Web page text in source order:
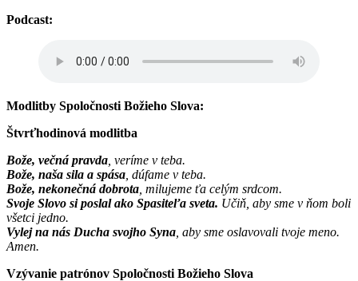
Podcast:
Modlitby Spoločnosti Božieho Slova:
Štvrťhodinová modlitba
Bože, večná pravda , veríme v teba.
Bože, naša sila a spása , dúfame v teba.
Bože, nekonečná dobrota , milujeme ťa celým srdcom.
Svoje Slovo si poslal ako Spasiteľa sveta. Učiň, aby sme v ňom boli
všetci jedno.
Vylej na nás Ducha svojho Syna , aby sme oslavovali tvoje meno.
Amen.
Vzývanie patrónov Spoločnosti Božieho Slova